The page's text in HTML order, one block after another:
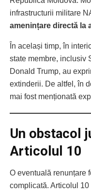
infrastructurii militare
amenințare directă la
În același timp, în
state membre, inclusiv
Donald Trump, au
extinderii. De altfel, în
mai fost menționată
Un obstacol
Articolul 10
O eventuală renunțare
complicată. Articolul